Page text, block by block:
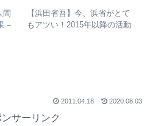
間
–
【浜田省吾】今、浜省がとて
もアツい！2015年以降の活動
2011.04.18 2020.08.03
ンサーリンク